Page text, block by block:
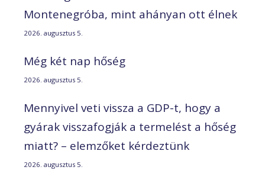
Montenegróba, mint ahányan ott élnek
2026. augusztus 5.
Még két nap hőség
2026. augusztus 5.
Mennyivel veti vissza a GDP-t, hogy a
gyárak visszafogják a termelést a hőség
miatt? – elemzőket kérdeztünk
2026. augusztus 5.